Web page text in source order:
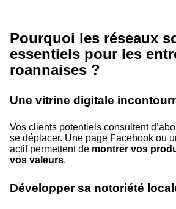
Pourquoi les réseaux
essentiels pour les
roannaises ?
Une vitrine digitale
Vos clients potentiels consultent
se déplacer. Une page Facebook ou
actif permettent de montrer vos
vos valeurs.
Développer sa notoriété